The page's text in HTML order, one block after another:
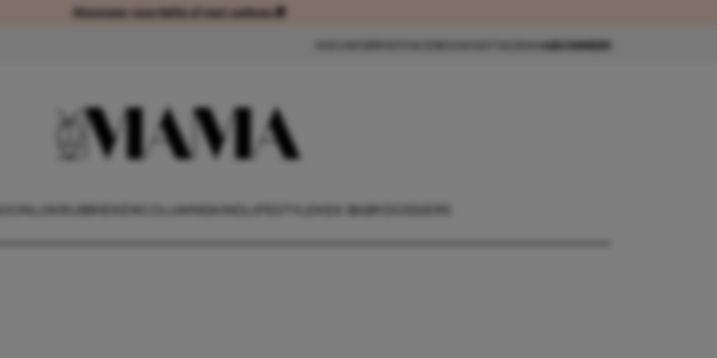
Abonneer voordelig of met cadeau 🎁Abonneer voordelig of met cadeau 🎁
ABONNEER